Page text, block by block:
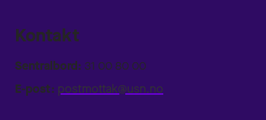
Kontakt
Sentralbord: 31 00 80 00
E-post: postmottak@usn.no